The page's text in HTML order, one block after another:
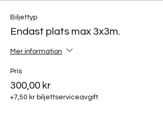
Biljettyp
Endast plats max 3x3m.
Mer information
Pris
300,00 kr
+7,50 kr biljettserviceavgift